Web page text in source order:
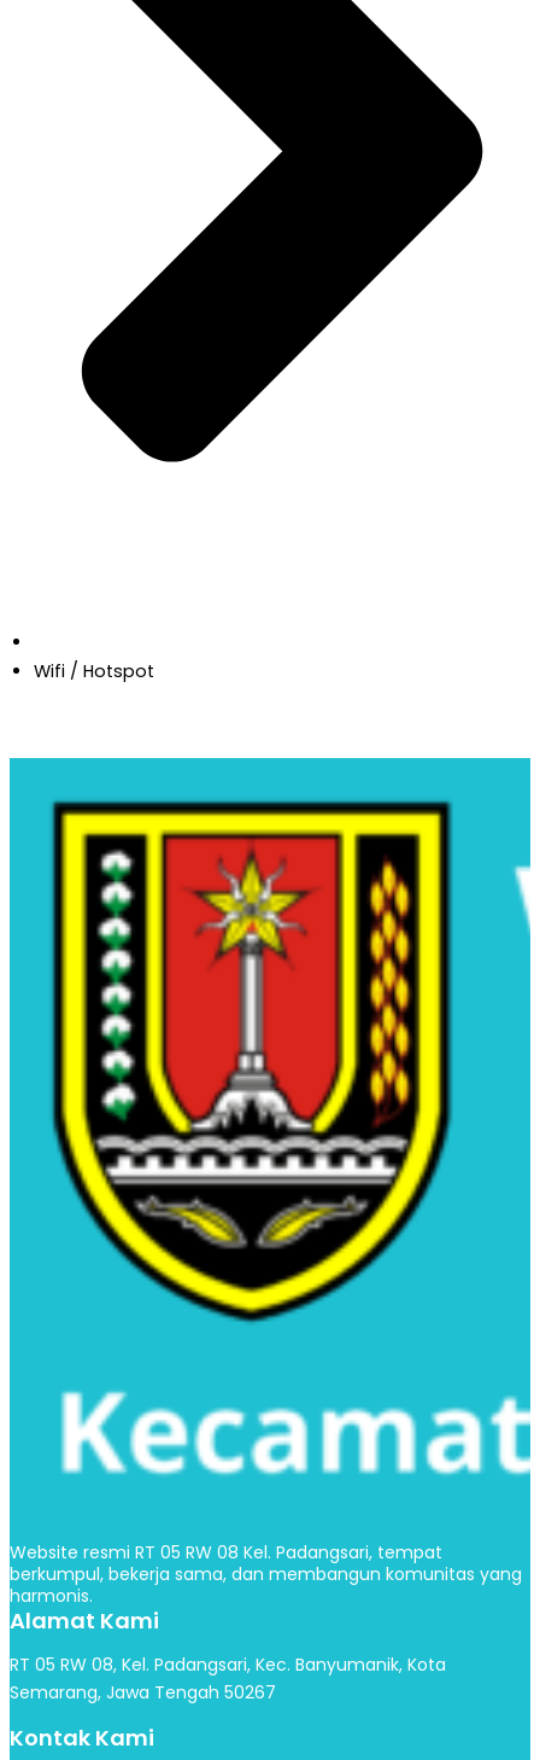
Wifi / Hotspot
Website resmi RT 05 RW 08 Kel. Padangsari, tempat
berkumpul, bekerja sama, dan membangun komunitas yang
harmonis.
Alamat Kami
RT 05 RW 08, Kel. Padangsari, Kec. Banyumanik, Kota
Semarang, Jawa Tengah 50267
Kontak Kami